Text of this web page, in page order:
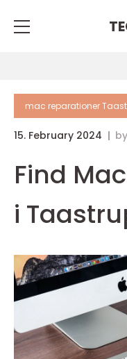
mac reparationer
15. February 2024 by
Find
i